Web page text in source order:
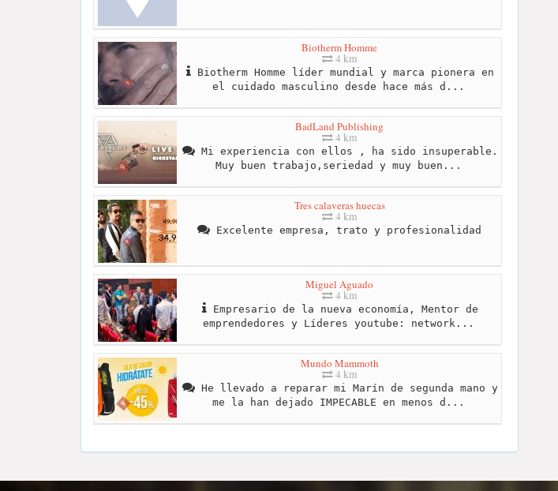
Biotherm Homme
4 km
Biotherm Homme líder mundial y marca pionera en
el cuidado masculino desde hace más d...
BadLand Publishing
4 km
Mi experiencia con ellos , ha sido insuperable.
Muy buen trabajo,seriedad y muy buen...
Tres calaveras huecas
4 km
Excelente empresa, trato y profesionalidad
Miguel Aguado
4 km
Empresario de la nueva economía, Mentor de
emprendedores y Líderes youtube: network...
Mundo Mammoth
4 km
He llevado a reparar mi Marín de segunda mano y
me la han dejado IMPECABLE en menos d...